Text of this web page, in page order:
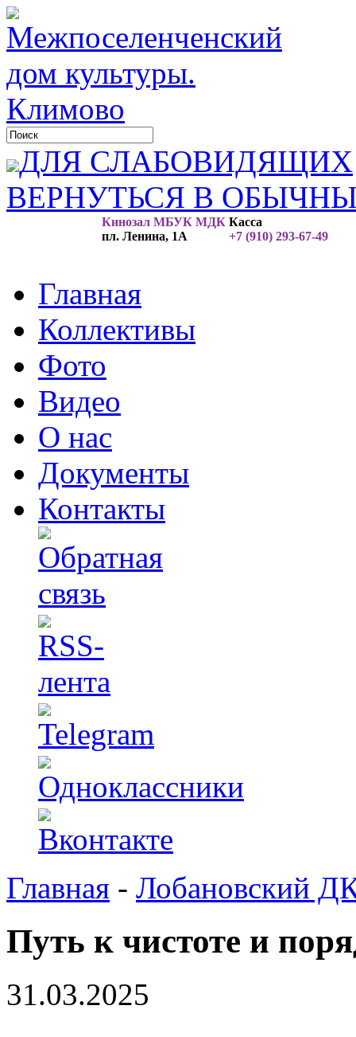
ДЛЯ СЛАБОВИДЯЩИХ
ВЕРНУТЬСЯ В
Кинозал МБУК МДК
пл. Ленина, 1А
Касса
+7 (910) 293-67-49
Главная
Коллективы
Фото
Видео
О нас
Документы
Контакты
Главная - Лобановский
Путь к чистоте и
31.03.2025